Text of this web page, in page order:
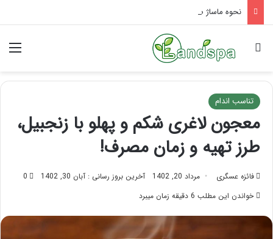
نحوه ماساژ صورت بعد از تزریق چربی؛ بایدها و نبایدهای آن!
جستجو برای
تناسب اندام
معجون لاغری شکم و پهلو با زنجبیل،
طرز تهیه و زمان مصرف!
فائزه عسگری مرداد 20, 1402 آخرین بروز رسانی : آبان 30, 1402
0
خواندن این مطلب 6 دقیقه زمان میبرد